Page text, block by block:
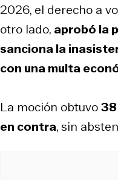
2026, el derecho a
otro lado, aprobó la
sanciona la
con una multa
La moción obtuvo
en contra, sin